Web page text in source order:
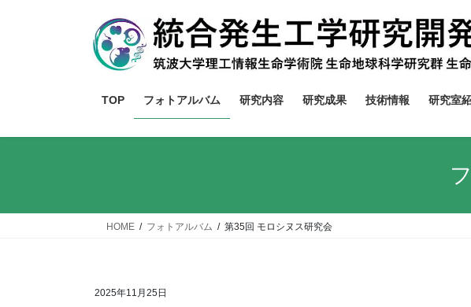
キ
に
TOP フォトアルバム 研究内容 研究成果 技術情報 研究室
HOME フォトアルバム 第35回 モロシヌス研究会
2025年11月25日